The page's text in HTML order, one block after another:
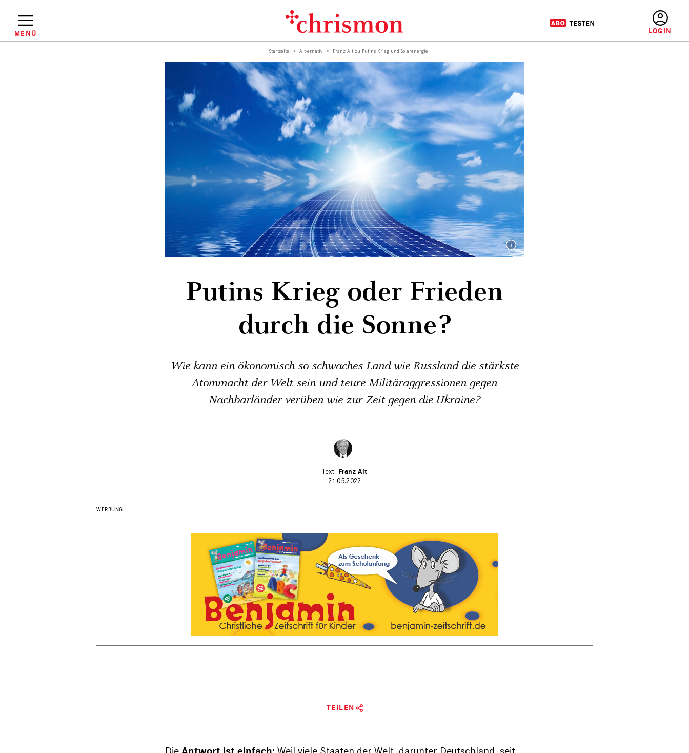
Inhalt
MENÜ
Startseite Alt-ernativ Franz Alt zu Putins Krieg und Solarenergie
Putins Krieg oder Frieden
durch die Sonne?
Wie kann ein ökonomisch so schwaches Land wie Russland die stärkste
Atommacht der Welt sein und teure Militäraggressionen gegen
Nachbarländer verüben wie zur Zeit gegen die Ukraine?
Franz Alt
21.05.2022
TEILEN